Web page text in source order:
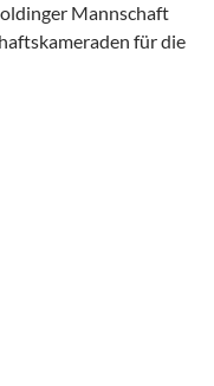
Mannschaft
für die